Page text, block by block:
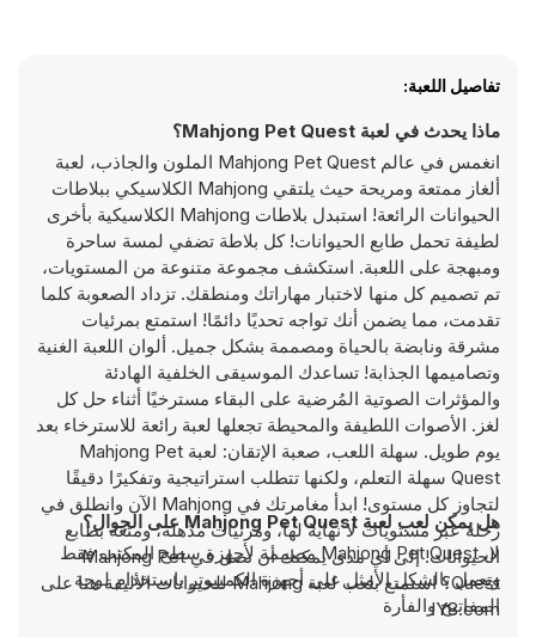
تفاصيل اللعبة:
ماذا يحدث في لعبة Mahjong Pet Quest؟
انغمس في عالم Mahjong Pet Quest الملون والجاذب، لعبة
ألغاز ممتعة ومريحة حيث يلتقي Mahjong الكلاسيكي ببلاطات
الحيوانات الرائعة! استبدل بلاطات Mahjong الكلاسيكية بأخرى
لطيفة تحمل طابع الحيوانات! كل بلاطة تضفي لمسة ساحرة
ومبهجة على اللعبة. استكشف مجموعة متنوعة من المستويات،
تم تصميم كل منها لاختبار مهاراتك ومنطقك. تزداد الصعوبة كلما
تقدمت، مما يضمن أنك تواجه تحديًا دائمًا! استمتع بمرئيات
مشرقة ونابضة بالحياة ومصممة بشكل جميل. ألوان اللعبة الغنية
وتصاميمها الجذابة! تساعدك الموسيقى الخلفية الهادئة
والمؤثرات الصوتية المُرضية على البقاء مسترخيًا أثناء حل كل
لغز. الأصوات اللطيفة والمحيطة تجعلها لعبة رائعة للاسترخاء بعد
يوم طويل. سهلة اللعب، صعبة الإتقان: لعبة Mahjong Pet
Quest سهلة التعلم، ولكنها تتطلب استراتيجية وتفكيرًا دقيقًا
لتجاوز كل مستوى! ابدأ مغامرتك في Mahjong الآن وانطلق في
رحلة عبر مستويات لا نهاية لها، ومرئيات مذهلة، ومتعة بطابع
الحيوانات! إلى أي مدى يمكنك أن تصل في Mahjong Pet
Quest؟ استمتع بلعب لعبة Mahjong للحيوانات الأليفة هنا على
Y8.com!
هل يمكن لعب لعبة Mahjong Pet Quest على الجوال؟
لا، Mahjong Pet Quest مصممة لأجهزة سطح المكتب فقط
وتعمل بالشكل الأمثل على أجهزة الكمبيوتر باستخدام لوحة
المفاتيح والفأرة